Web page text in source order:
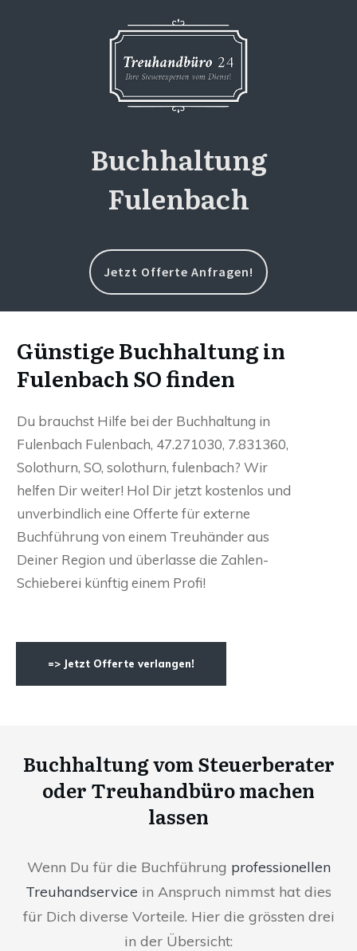
Buchhaltung
Fulenbach
Jetzt Offerte Anfragen!
Günstige Buchhaltung in
Fulenbach SO finden
Du brauchst Hilfe bei der Buchhaltung in
Fulenbach Fulenbach, 47.271030, 7.831360,
Solothurn, SO, solothurn, fulenbach? Wir
helfen Dir weiter! Hol Dir jetzt kostenlos und
unverbindlich eine Offerte für externe
Buchführung von einem Treuhänder aus
Deiner Region und überlasse die Zahlen-
Schieberei künftig einem Profi!
=> Jetzt Offerte verlangen!
Buchhaltung vom Steuerberater
oder Treuhandbüro machen
lassen
Wenn Du für die Buchführung professionellen
Treuhandservice in Anspruch nimmst hat dies
für Dich diverse Vorteile. Hier die grössten drei
in der Übersicht: